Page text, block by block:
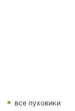
все пуховики